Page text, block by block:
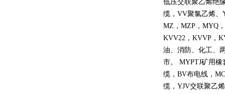
低压交联聚乙烯绝
缆， VV聚氯乙烯、
MZ ， MZP ， MYQ ，
KVV22 ， KVVP ，
油、消防、化工、
市。 MYPTJ矿用橡
缆， BV布电线，
缆， YJV交联聚乙